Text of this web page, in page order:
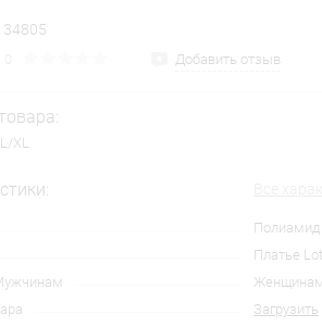
34805
Добавить отзыв
XL
Полиамид
Платье
Женщинам
Загрузить